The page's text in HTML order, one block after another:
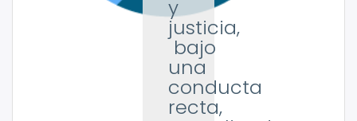
y
justicia,
bajo
una
conducta
recta,